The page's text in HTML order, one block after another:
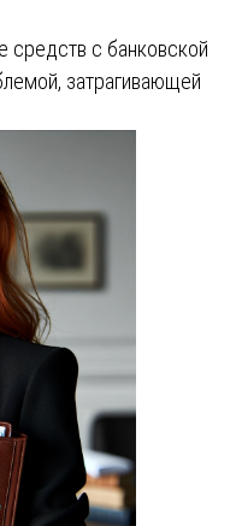
средств с банковской
затрагивающей